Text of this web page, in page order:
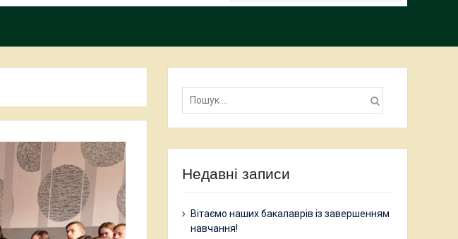
Пошук:
Недавні записи
Вітаємо наших бакалаврів із завершенням
навчання!